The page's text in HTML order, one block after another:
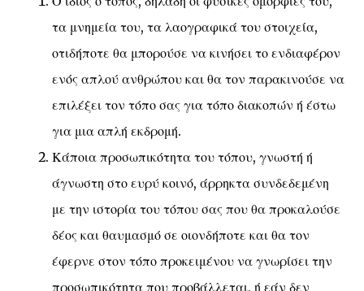
τα μνημεία του, τα λαογραφικά του στοιχεία,
οτιδήποτε θα μπορούσε να κινήσει το ενδιαφέρον
ενός απλού ανθρώπου και θα τον παρακινούσε να
επιλέξει τον τόπο σας για τόπο διακοπών ή έστω
για μια απλή εκδρομή.
Κάποια προσωπικότητα του τόπου, γνωστή ή
άγνωστη στο ευρύ κοινό, άρρηκτα συνδεδεμένη
με την ιστορία του τόπου σας που θα προκαλούσε
δέος και θαυμασμό σε οιονδήποτε και θα τον
έφερνε στον τόπο προκειμένου να γνωρίσει την
προσωπικότητα που προβάλλεται, ή εάν δεν